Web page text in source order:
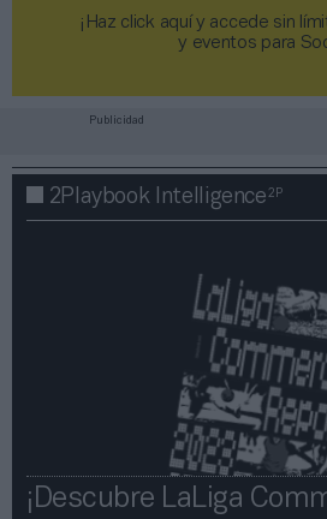
¡Haz click aquí y accede sin
y eventos para
Publicidad
2Playbook Intelligence2P
¡Descubre LaLiga